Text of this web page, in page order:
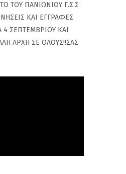
ΤΟΥ ΠΑΝΙΩΝΙΟΥ Γ.Σ.Σ
ΚΑΙ ΕΓΓΡΑΦΕΣ
ΣΕΠΤΕΜΒΡΙΟΥ ΚΑΙ
ΑΡΧΗ ΣΕ ΟΛΟΥΣ!!ΣΑΣ